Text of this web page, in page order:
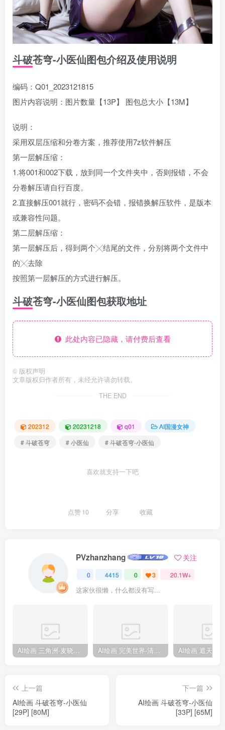
斗破苍穹-小医仙图包介绍及使用说明
编码：Q01_2023121815
图片内容说明：图片数量【13P】 图包总大小【13M】
说明：
采用双层压缩和分卷方案，推荐使用7z软件解压
第一层解压缩：
1.将001和002下载，放到同一个文件夹中，否则报错，不会
分卷解压请自行百度。
2.直接解压001就行，密码不会错，报错换解压软件，是版本
或兼容性问题。
第二层解压缩：
第一层解压后，得到两个╳结尾的文件，分别将两个文件中
的╳去除
按照第一层解压的方式进行解压。
斗破苍穹-小医仙图包获取地址
此处内容已隐藏，请付费后查看
© 版权声明
文章版权归作者所有，未经允许请勿转载。
THE END
202312 20231218 q01
AI国漫女神
# 斗破苍穹
# 小医仙 # 斗破苍穹-小医仙
喜欢就支持一下吧
点赞10 分享 收藏
PVzhanzhang 关注
0 4415 0 3 20.1W+
这家伙很懒，什么都没有写...
AI绘画 三角洲-麦晓雯 [15P] [57M] AI绘画 完美世界-清漪 [86P] [1173M]
上一篇
AI绘画 斗破苍穹-小医仙
[29P] [80M]
下一篇
AI绘画 斗破苍穹-小医仙
[33P] [65M]